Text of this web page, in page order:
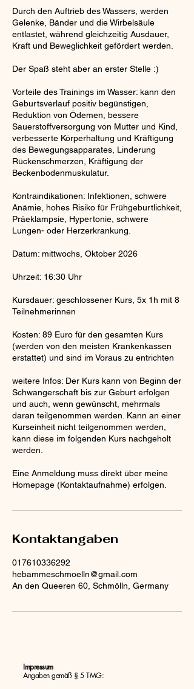
Durch den Auftrieb des Wassers, werden
Gelenke, Bänder und die Wirbelsäule
entlastet, während gleichzeitig Ausdauer,
Kraft und Beweglichkeit gefördert werden.
Der Spaß steht aber an erster Stelle :)
Vorteile des Trainings im Wasser: kann den
Geburtsverlauf positiv begünstigen,
Reduktion von Ödemen, bessere
Sauerstoffversorgung von Mutter und Kind,
verbesserte Körperhaltung und Kräftigung
des Bewegungsapparates, Linderung
Rückenschmerzen, Kräftigung der
Beckenbodenmuskulatur.
Kontraindikationen: Infektionen, schwere
Anämie, hohes Risiko für Frühgeburtlichkeit,
Präeklampsie, Hypertonie, schwere
Lungen- oder Herzerkrankung.
Datum: mittwochs, Oktober 2026
Uhrzeit: 16:30 Uhr
Kursdauer: geschlossener Kurs, 5x 1h mit 8
Teilnehmerinnen
Kosten: 89 Euro für den gesamten Kurs
(werden von den meisten Krankenkassen
erstattet) und sind im Voraus zu entrichten
weitere Infos: Der Kurs kann von Beginn der
Schwangerschaft bis zur Geburt erfolgen
und auch, wenn gewünscht, mehrmals
daran teilgenommen werden. Kann an einer
Kurseinheit nicht teilgenommen werden,
kann diese im folgenden Kurs nachgeholt
werden.
Eine Anmeldung muss direkt über meine
Kontaktangaben
017610336292
hebammeschmoelln@gmail.com
An den Queeren 60, Schmölln, Germany
Impressum
Angaben gemäß § 5 TMG: